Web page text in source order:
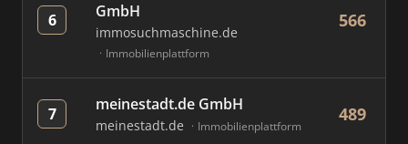
6
GmbH
immosuchmaschine.de
Immobilienplattform
566
7 meinestadt.de GmbH
meinestadt.de Immobilienplattform
489